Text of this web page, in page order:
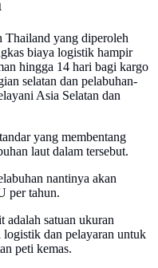
Thailand yang diperoleh
biaya logistik hampir
hingga 14 hari bagi kargo
selatan dan pelabuhan-
Asia Selatan dan
yang membentang
laut dalam tersebut.
nantinya akan
per tahun.
satuan ukuran
dan pelayaran untuk
peti kemas.